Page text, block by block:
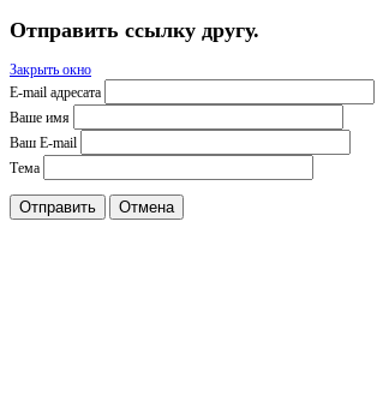
Отправить ссылку другу.
Закрыть окно
E-mail адресата
Ваше имя
Ваш E-mail
Тема
Отправить Отмена